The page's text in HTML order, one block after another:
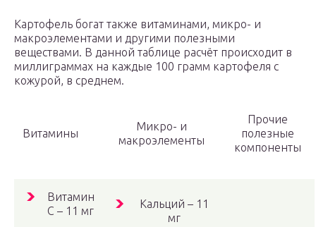
Картофель богат также витаминами, микро- и
макроэлементами и другими полезными
веществами. В данной таблице расчёт происходит в
миллиграммах на каждые 100 грамм картофеля с
кожурой, в среднем.
Витамины
Микро- и
макроэлементы
Прочие
полезные
компоненты
Витамин
C – 11 мг
Кальций – 11
мг